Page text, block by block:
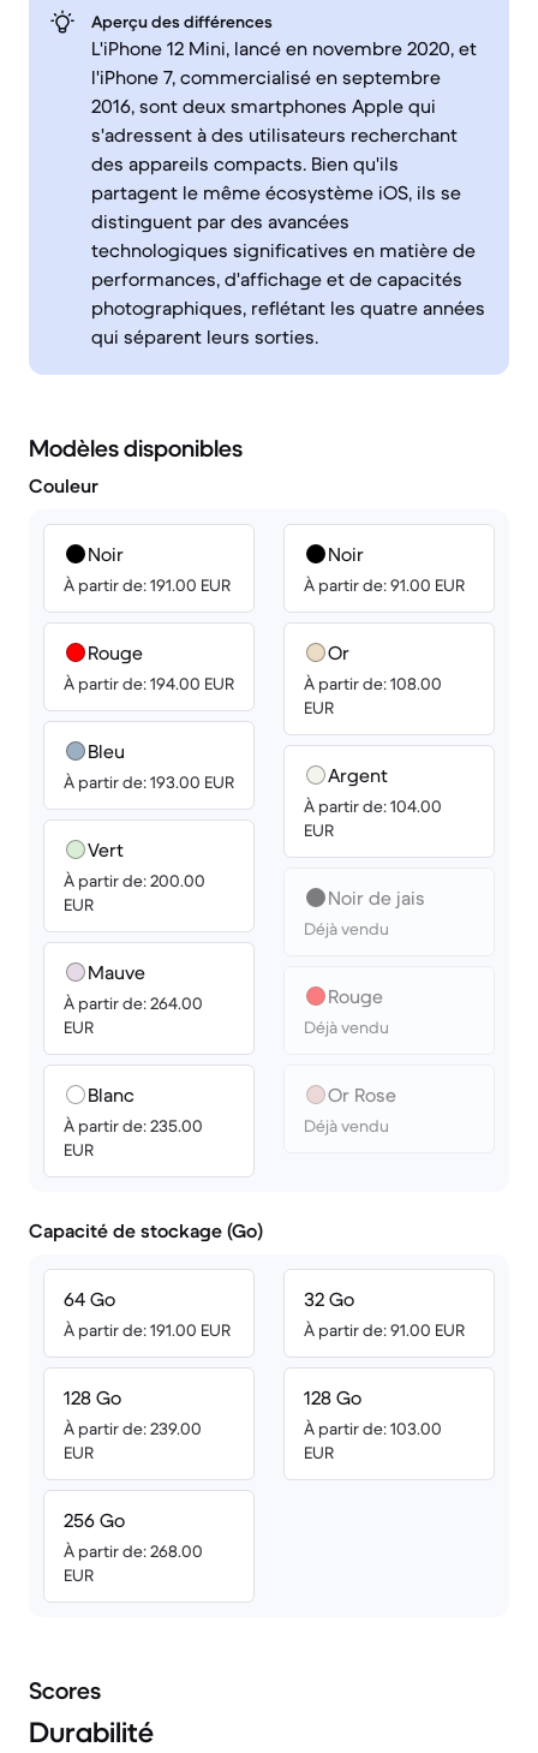
Aperçu des différences
L'iPhone 12 Mini, lancé en novembre 2020, et
l'iPhone 7, commercialisé en septembre
2016, sont deux smartphones Apple qui
s'adressent à des utilisateurs recherchant
des appareils compacts. Bien qu'ils
partagent le même écosystème iOS, ils se
distinguent par des avancées
technologiques significatives en matière de
performances, d'affichage et de capacités
photographiques, reflétant les quatre années
qui séparent leurs sorties.
Modèles disponibles
Couleur
Noir
À partir de: 191.00 EUR
Rouge
À partir de: 194.00 EUR
Bleu
À partir de: 193.00 EUR
Vert
À partir de: 200.00
EUR
Mauve
À partir de: 264.00
EUR
Blanc
À partir de: 235.00
EUR
Noir
À partir de: 91.00 EUR
Or
À partir de: 108.00
EUR
Argent
À partir de: 104.00
EUR
Noir de jais
Déjà vendu
Rouge
Déjà vendu
Or Rose
Déjà vendu
Capacité de stockage (Go)
64 Go
À partir de: 191.00 EUR
128 Go
À partir de: 239.00
EUR
256 Go
À partir de: 268.00
EUR
32 Go
À partir de: 91.00 EUR
128 Go
À partir de: 103.00
EUR
Scores
Durabilité